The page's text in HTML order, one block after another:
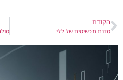
הקודם
סדנת תכשיטים של ללי